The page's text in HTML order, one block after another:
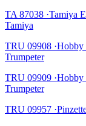
TA 87038 ·Tamiya
Tamiya
TRU 09908
Trumpeter
TRU 09909
Trumpeter
TRU 09957